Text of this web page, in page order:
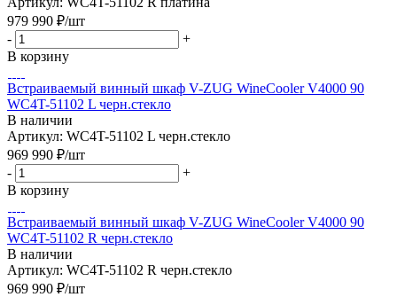
979 990 ₽/шт
-
+
В корзину
Встраиваемый винный шкаф V-ZUG WineCooler V4000 90
WC4T-51102 L черн.стекло
В наличии
Артикул: WC4T-51102 L черн.стекло
969 990 ₽/шт
-
+
В корзину
Встраиваемый винный шкаф V-ZUG WineCooler V4000 90
WC4T-51102 R черн.стекло
В наличии
Артикул: WC4T-51102 R черн.стекло
969 990 ₽/шт